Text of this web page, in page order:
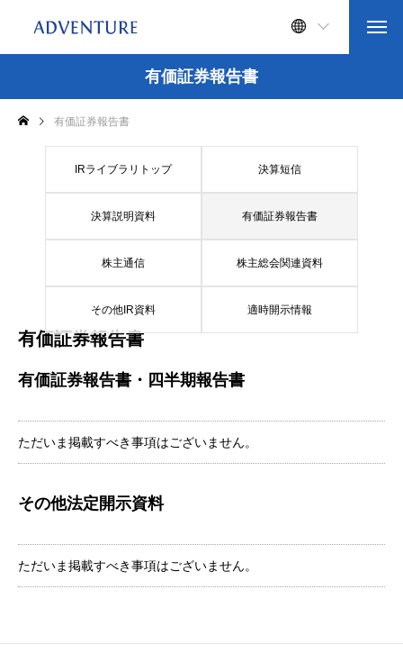
有価証券報告書
有価証券報告書
IRライブラリトップ 決算短信
決算説明資料 有価証券報告書
株主通信 株主総会関連資料
その他IR資料 適時開示情報
有価証券報告書
有価証券報告書・四半期報告書
ただいま掲載すべき事項はございません。
その他法定開示資料
ただいま掲載すべき事項はございません。